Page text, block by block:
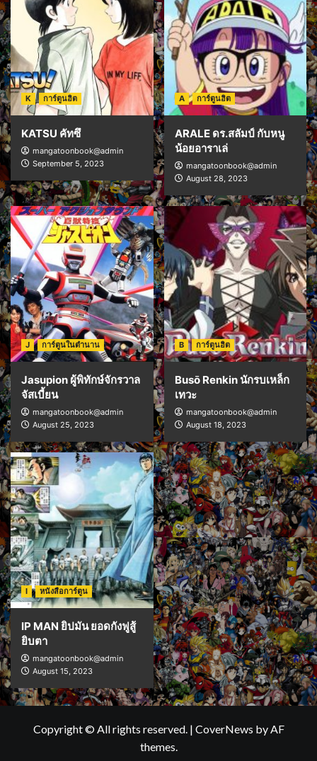
K การ์ตูนฮิต
KATSU คัทซึ
mangatoonbook@admin
September 5, 2023
A การ์ตูนฮิต
ARALE ดร.สลัมป์ กับหนู
น้อยอาราเล่
mangatoonbook@admin
August 28, 2023
J การ์ตูนในตำนาน
Jasupion ผู้พิทักษ์จักรวาล
จัสเบี้ยน
mangatoonbook@admin
August 25, 2023
B การ์ตูนฮิต
Busō Renkin นักรบเหล็ก
เทวะ
mangatoonbook@admin
August 18, 2023
I หนังสือการ์ตูน
IP MAN ยิปมัน ยอดกังฟูสู้
ยิบตา
mangatoonbook@admin
August 15, 2023
Copyright © All rights reserved. | CoverNews by AF
themes.